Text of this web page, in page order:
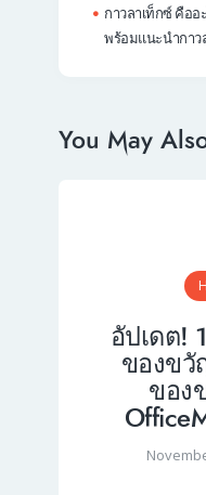
กาวลาเท็กซ์ คืออ
พร้อมแนะนำกา
You May
อัปเดต!
ของขวั
ของ